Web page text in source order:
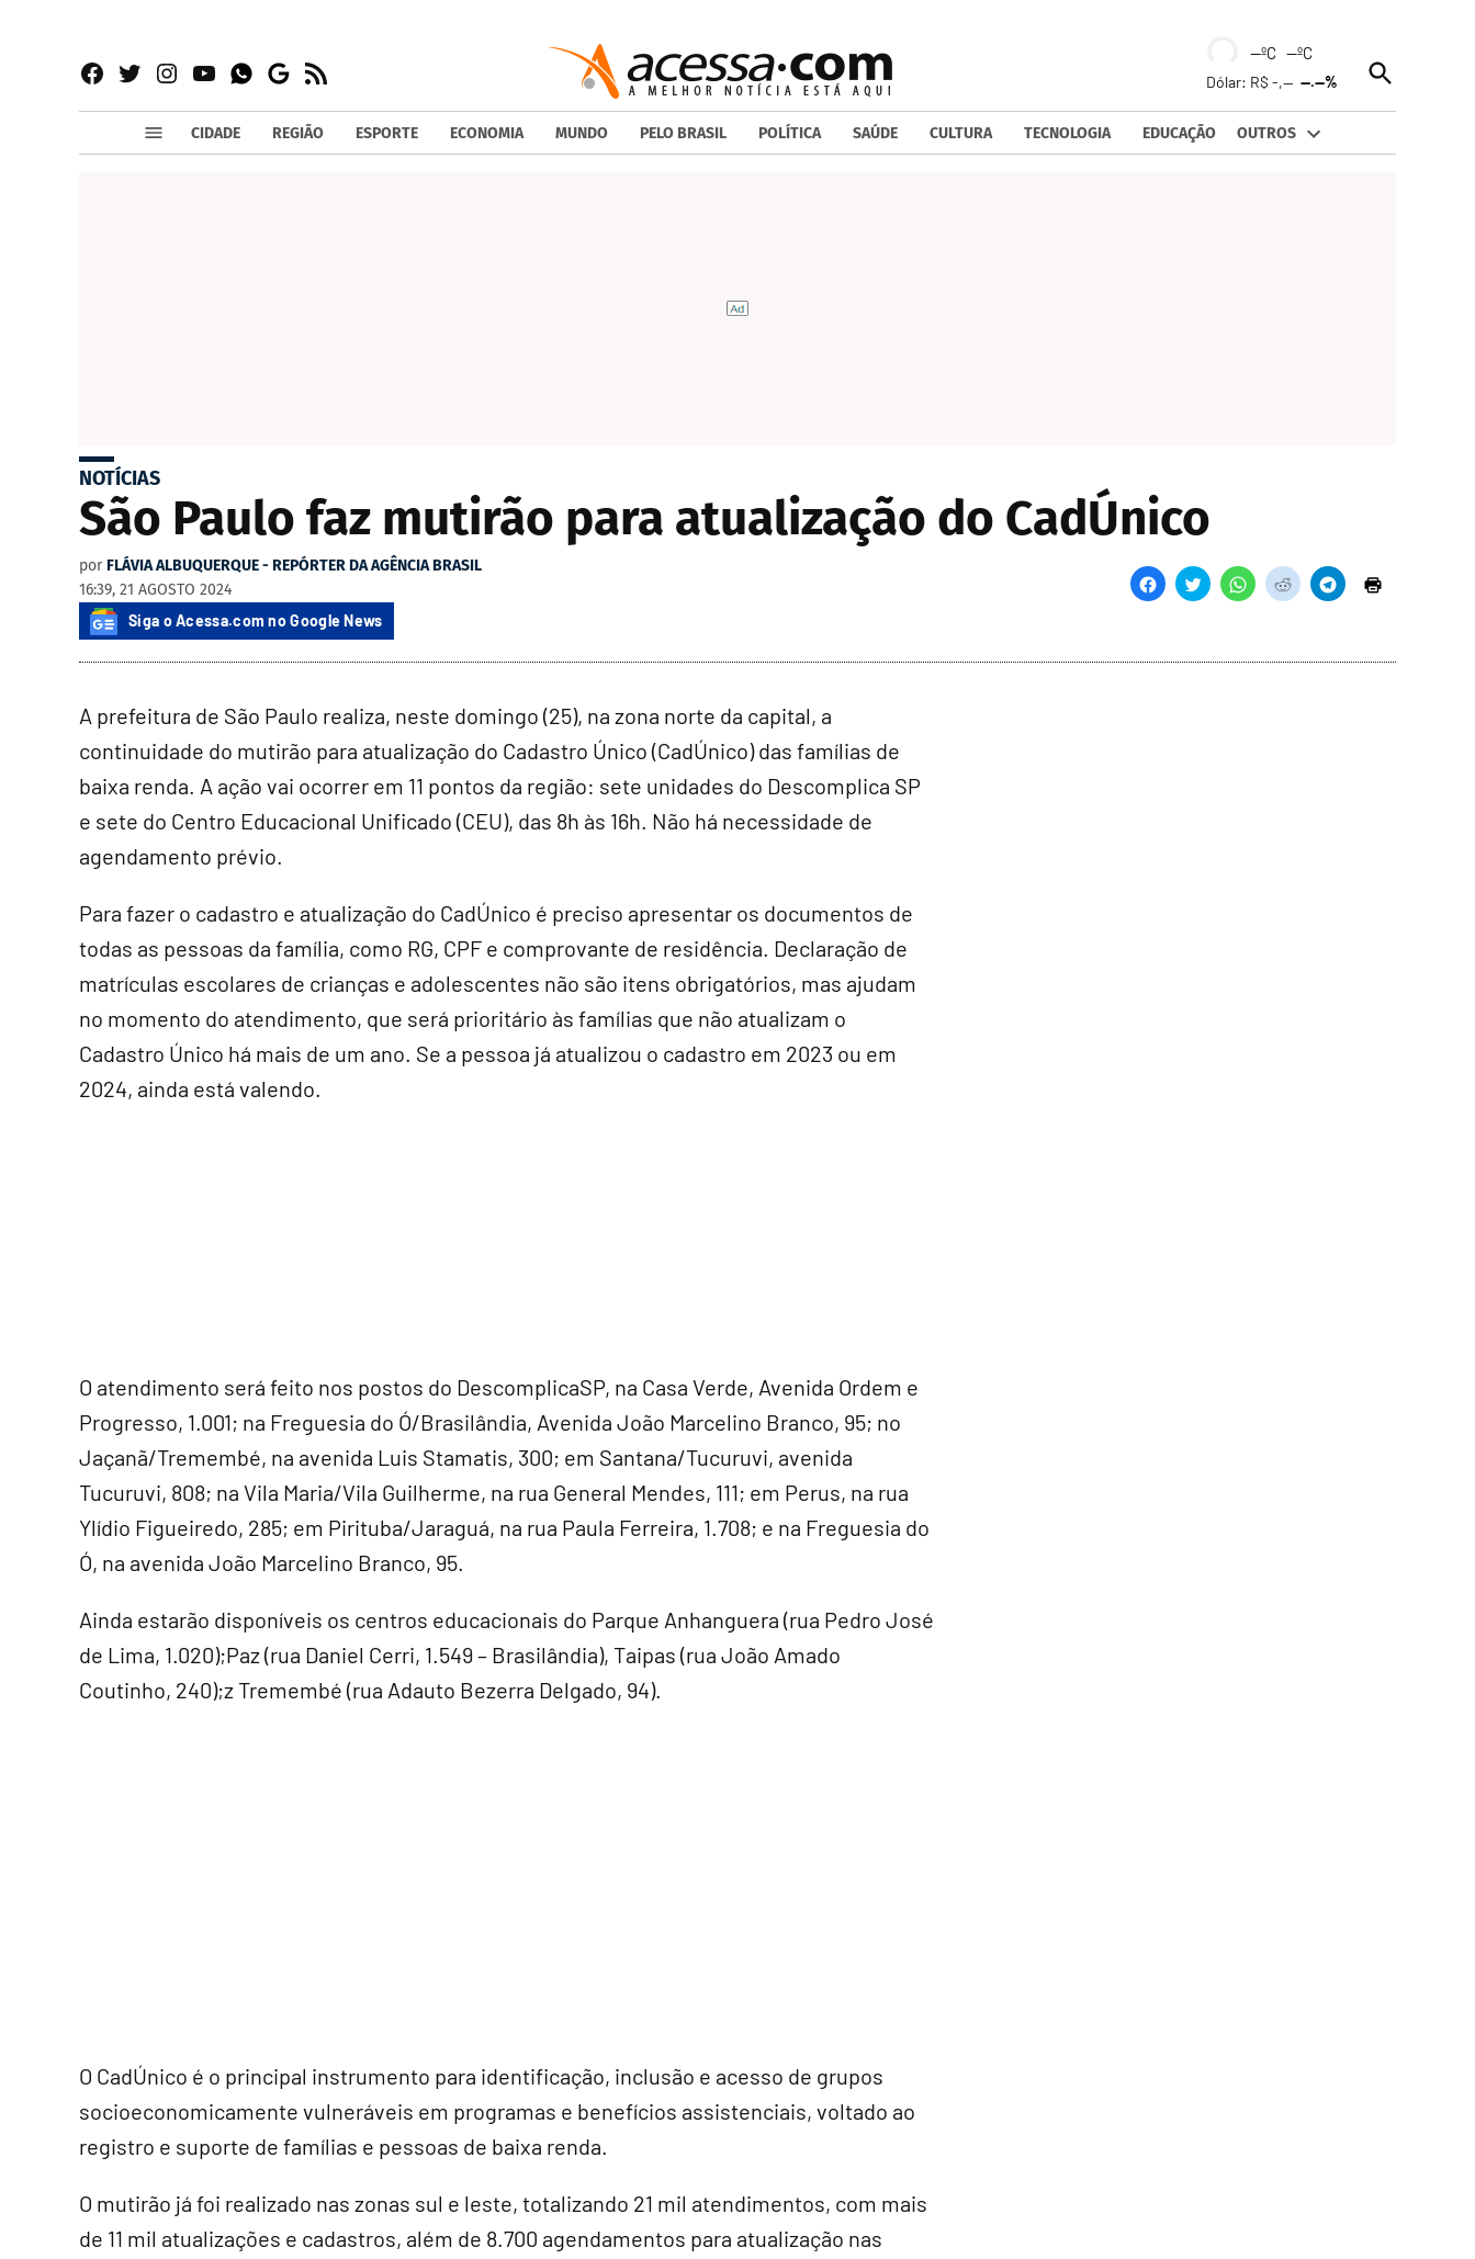
Facebook
TwitterInstagram
YouTubeWhatsapp
Google
News
RSS
--ºC --ºC
Dólar: R$ -,----.--%
Open
Search
CIDADE REGIÃO ESPORTE ECONOMIA MUNDO PELO BRASIL POLÍTICA SAÚDE CULTURA TECNOLOGIA EDUCAÇÃO OUTROS
NOTÍCIAS
São Paulo faz mutirão para atualização do CadÚnico
por FLÁVIA ALBUQUERQUE - REPÓRTER DA AGÊNCIA BRASIL
16:39, 21 AGOSTO 2024
Siga o Acessa.com no Google News
A prefeitura de São Paulo realiza, neste domingo (25), na zona norte da capital, a
continuidade do mutirão para atualização do Cadastro Único (CadÚnico) das famílias de
baixa renda. A ação vai ocorrer em 11 pontos da região: sete unidades do Descomplica SP
e sete do Centro Educacional Unificado (CEU), das 8h às 16h. Não há necessidade de
agendamento prévio.
Para fazer o cadastro e atualização do CadÚnico é preciso apresentar os documentos de
todas as pessoas da família, como RG, CPF e comprovante de residência. Declaração de
matrículas escolares de crianças e adolescentes não são itens obrigatórios, mas ajudam
no momento do atendimento, que será prioritário às famílias que não atualizam o
Cadastro Único há mais de um ano. Se a pessoa já atualizou o cadastro em 2023 ou em
2024, ainda está valendo.
O atendimento será feito nos postos do DescomplicaSP, na Casa Verde, Avenida Ordem e
Progresso, 1.001; na Freguesia do Ó/Brasilândia, Avenida João Marcelino Branco, 95; no
Jaçanã/Tremembé, na avenida Luis Stamatis, 300; em Santana/Tucuruvi, avenida
Tucuruvi, 808; na Vila Maria/Vila Guilherme, na rua General Mendes, 111; em Perus, na rua
Ylídio Figueiredo, 285; em Pirituba/Jaraguá, na rua Paula Ferreira, 1.708; e na Freguesia do
Ó, na avenida João Marcelino Branco, 95.
Ainda estarão disponíveis os centros educacionais do Parque Anhanguera (rua Pedro José
de Lima, 1.020);Paz (rua Daniel Cerri, 1.549 – Brasilândia), Taipas (rua João Amado
Coutinho, 240);z Tremembé (rua Adauto Bezerra Delgado, 94).
O CadÚnico é o principal instrumento para identificação, inclusão e acesso de grupos
socioeconomicamente vulneráveis em programas e benefícios assistenciais, voltado ao
registro e suporte de famílias e pessoas de baixa renda.
O mutirão já foi realizado nas zonas sul e leste, totalizando 21 mil atendimentos, com mais
de 11 mil atualizações e cadastros, além de 8.700 agendamentos para atualização nas